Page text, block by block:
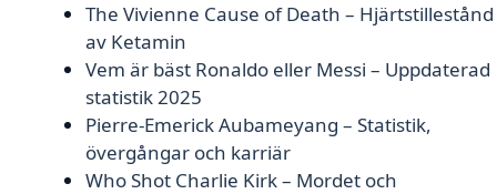
The Vivienne Cause of Death – Hjärtstillestånd
av Ketamin
Vem är bäst Ronaldo eller Messi – Uppdaterad
statistik 2025
Pierre-Emerick Aubameyang – Statistik,
övergångar och karriär
Who Shot Charlie Kirk – Mordet och